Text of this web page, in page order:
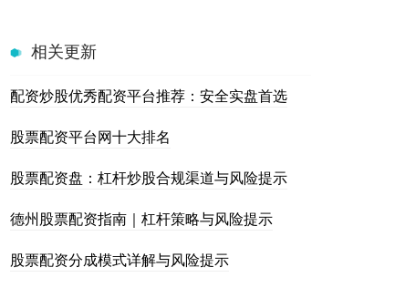
相关更新
配资炒股优秀配资平台推荐：安全实盘首选
股票配资平台网十大排名
股票配资盘：杠杆炒股合规渠道与风险提示
德州股票配资指南｜杠杆策略与风险提示
股票配资分成模式详解与风险提示